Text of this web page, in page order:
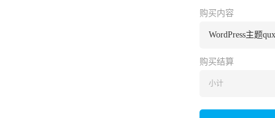
购买内容
WordPress主题
购买结算
小计